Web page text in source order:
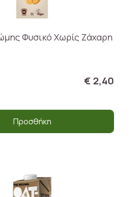
Φυσικό Χωρίς Ζάχαρη
€ 2,40
Προσθήκη